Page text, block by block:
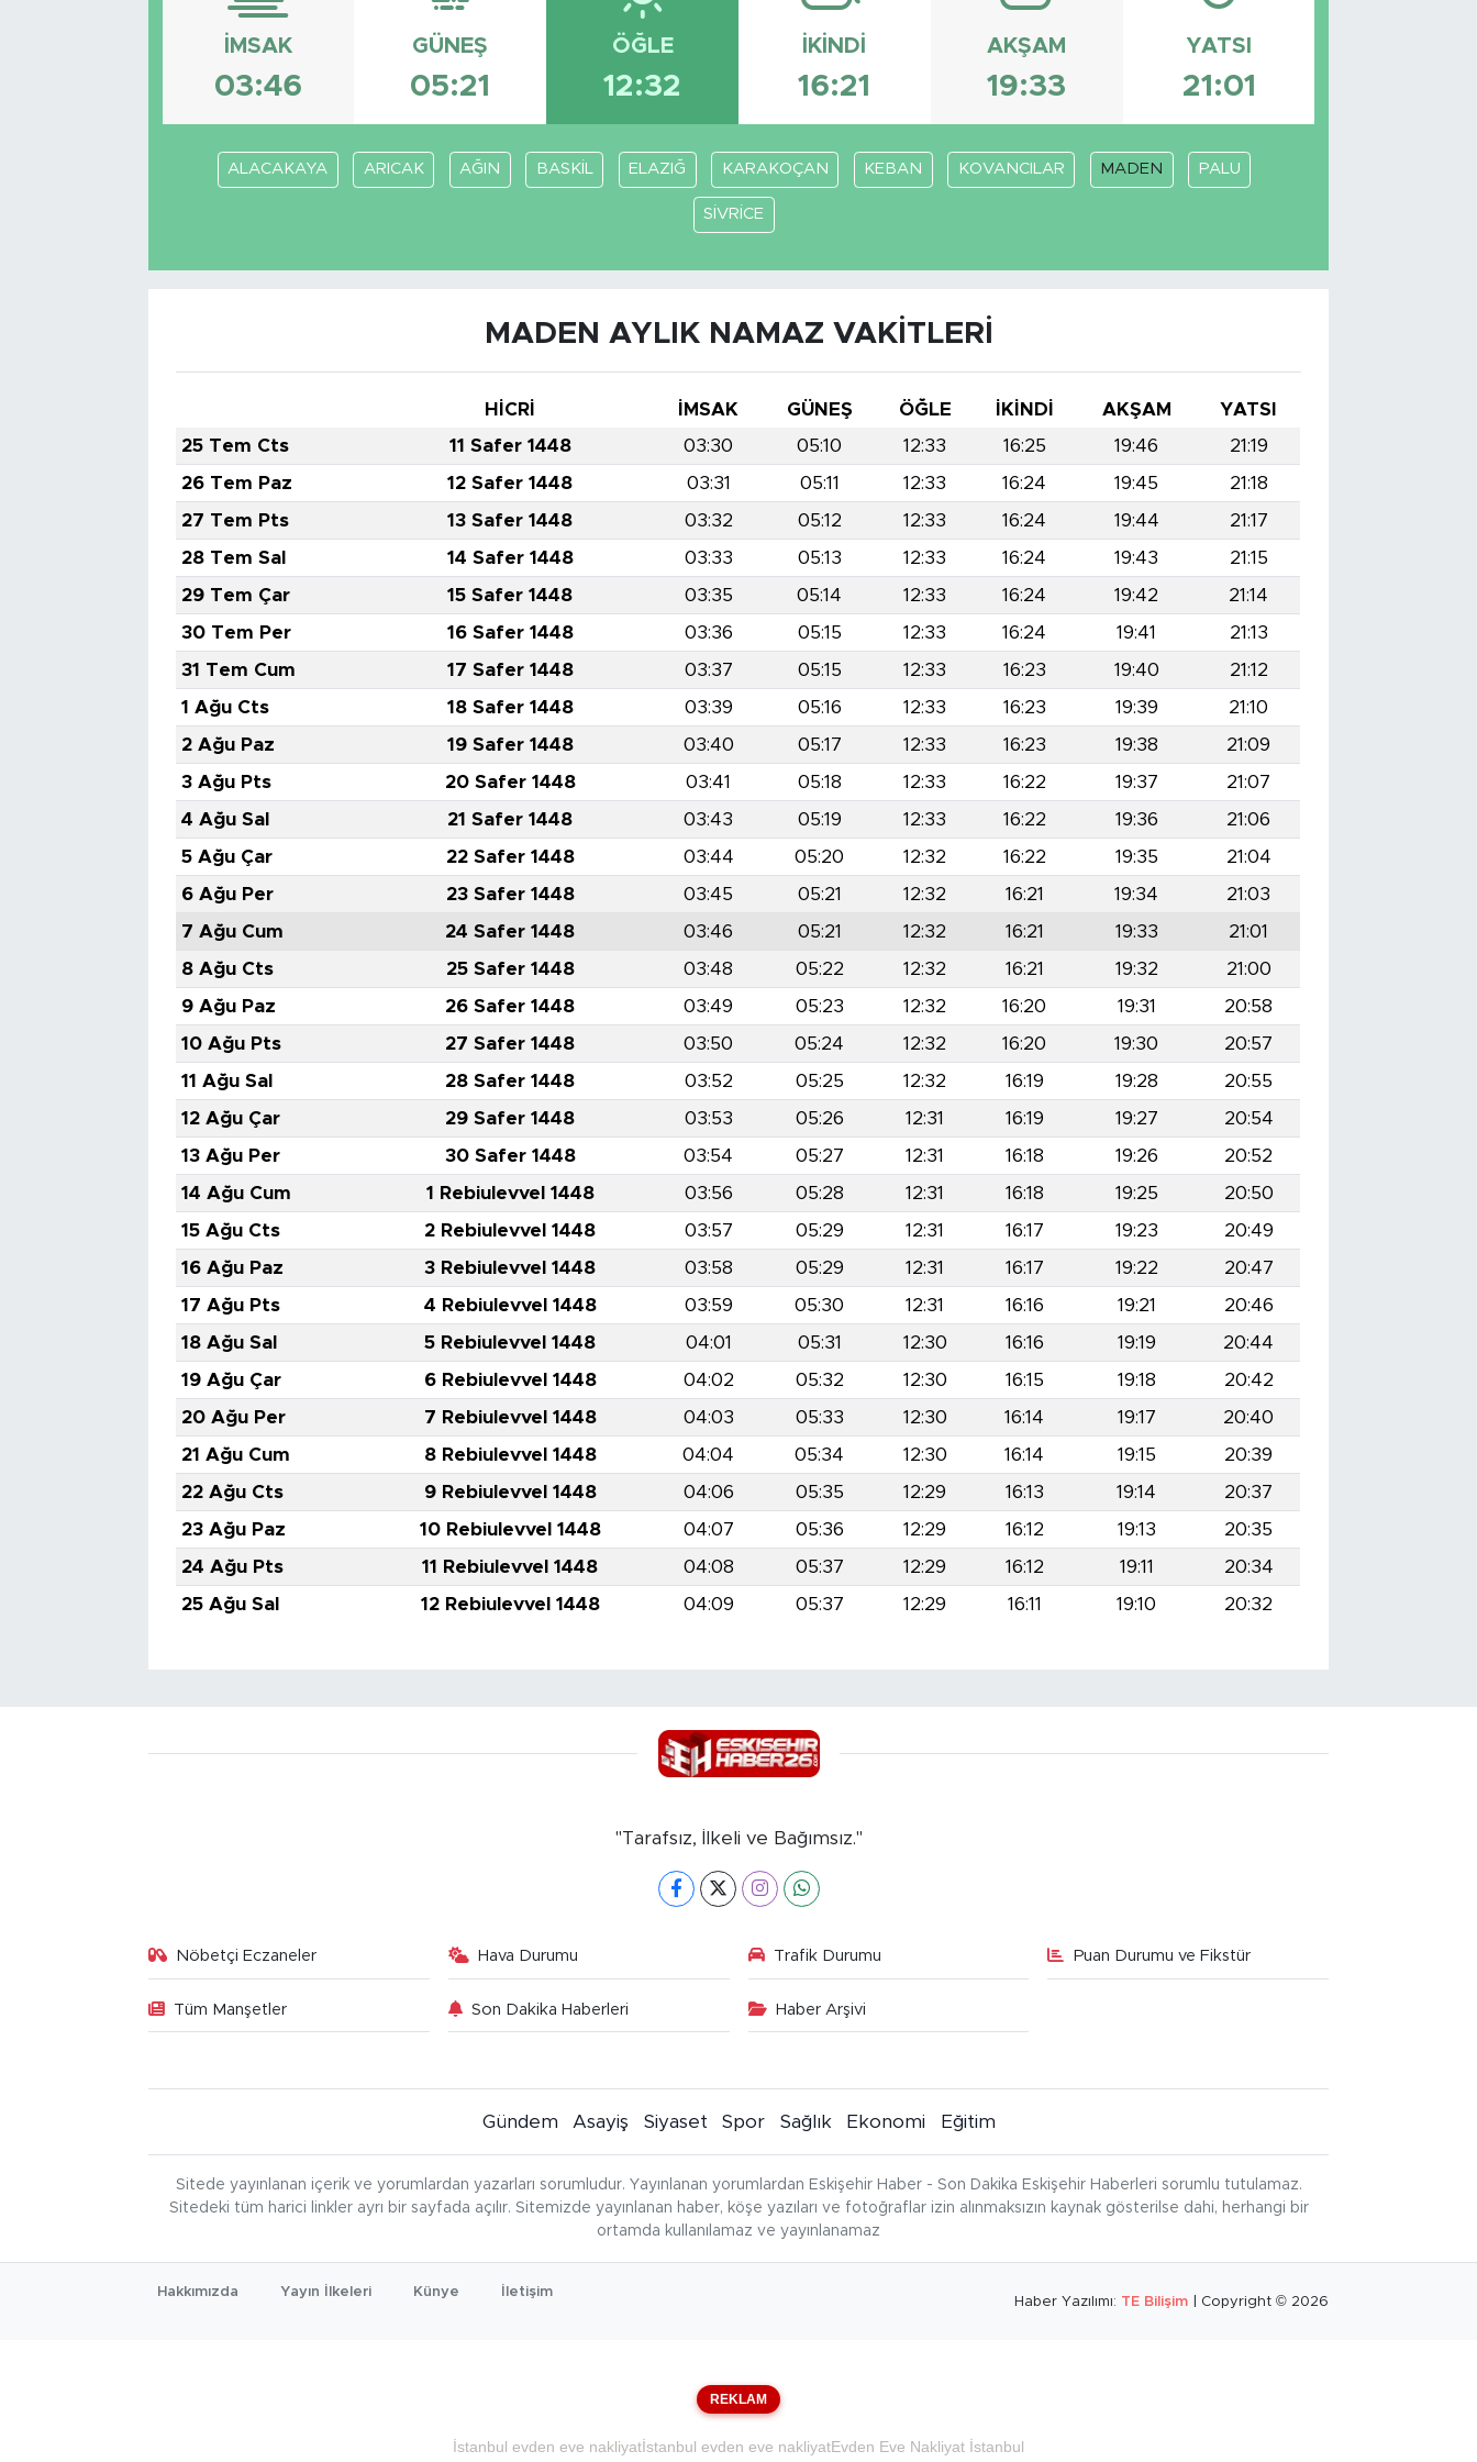
İMSAK
03:46
GÜNEŞ
05:21
ÖĞLE
12:32
İKINDI
16:21
AKŞAM
19:33
YATSI
21:01
ALACAKAYA ARICAK AĞIN BASKİL ELAZIĞ KARAKOÇAN KEBAN KOVANCILAR MADEN PALU
SİVRİCE
MADEN AYLIK NAMAZ VAKITLERI
HİCRİ İMSAK GÜNEŞ ÖĞLE İKINDI AKŞAM
YATSI
25 Tem Cts
11 Safer 1448 03:30 05:10 12:33 16:25 19:46
21:19
26 Tem Paz
12 Safer 1448 03:31 05:11 12:33 16:24 19:45
21:18
27 Tem Pts
13 Safer 1448 03:32 05:12 12:33 16:24 19:44
21:17
28 Tem Sal
14 Safer 1448 03:33 05:13 12:33 16:24 19:43
21:15
29 Tem Çar
15 Safer 1448 03:35 05:14 12:33 16:24 19:42
21:14
30 Tem Per
16 Safer 1448 03:36 05:15 12:33 16:24 19:41
21:13
31 Tem Cum
17 Safer 1448 03:37 05:15 12:33 16:23 19:40
21:12
1 Ağu Cts
18 Safer 1448 03:39 05:16 12:33 16:23 19:39
21:10
2 Ağu Paz
19 Safer 1448 03:40 05:17 12:33 16:23 19:38
21:09
3 Ağu Pts
20 Safer 1448 03:41 05:18 12:33 16:22 19:37
21:07
4 Ağu Sal
21 Safer 1448 03:43 05:19 12:33 16:22 19:36
21:06
5 Ağu Çar
22 Safer 1448 03:44 05:20 12:32 16:22 19:35
21:04
6 Ağu Per
23 Safer 1448 03:45 05:21 12:32 16:21 19:34
21:03
7 Ağu Cum
24 Safer 1448 03:46 05:21 12:32 16:21 19:33
21:01
8 Ağu Cts
25 Safer 1448 03:48 05:22 12:32 16:21 19:32
21:00
9 Ağu Paz
26 Safer 1448 03:49 05:23 12:32 16:20 19:31
20:58
10 Ağu Pts
27 Safer 1448 03:50 05:24 12:32 16:20 19:30
20:57
11 Ağu Sal
28 Safer 1448 03:52 05:25 12:32 16:19 19:28
20:55
12 Ağu Çar
29 Safer 1448 03:53 05:26 12:31 16:19 19:27
20:54
13 Ağu Per
30 Safer 1448 03:54 05:27 12:31 16:18 19:26
20:52
14 Ağu Cum
1 Rebiulevvel 1448 03:56 05:28 12:31 16:18 19:25
20:50
15 Ağu Cts
2 Rebiulevvel 1448 03:57 05:29 12:31 16:17 19:23
20:49
16 Ağu Paz
3 Rebiulevvel 1448 03:58 05:29 12:31 16:17 19:22
20:47
17 Ağu Pts
4 Rebiulevvel 1448 03:59 05:30 12:31 16:16 19:21
20:46
18 Ağu Sal
5 Rebiulevvel 1448 04:01 05:31 12:30 16:16 19:19
20:44
19 Ağu Çar
6 Rebiulevvel 1448 04:02 05:32 12:30 16:15 19:18
20:42
20 Ağu Per
7 Rebiulevvel 1448 04:03 05:33 12:30 16:14 19:17
20:40
21 Ağu Cum
8 Rebiulevvel 1448 04:04 05:34 12:30 16:14 19:15
20:39
22 Ağu Cts
9 Rebiulevvel 1448 04:06 05:35 12:29 16:13 19:14
20:37
23 Ağu Paz
10 Rebiulevvel 1448 04:07 05:36 12:29 16:12 19:13
20:35
24 Ağu Pts
11 Rebiulevvel 1448 04:08 05:37 12:29 16:12 19:11
20:34
25 Ağu Sal
12 Rebiulevvel 1448 04:09 05:37 12:29 16:11 19:10 20:32
"Tarafsız, İlkeli ve Bağımsız."
Nöbetçi Eczaneler Hava Durumu Trafik Durumu Puan Durumu ve Fikstür
Tüm Manşetler Son Dakika Haberleri Haber Arşivi
Gündem Asayiş Siyaset Spor Sağlık Ekonomi Eğitim
Sitede yayınlanan içerik ve yorumlardan yazarları sorumludur. Yayınlanan yorumlardan Eskişehir Haber - Son Dakika Eskişehir Haberleri sorumlu tutulamaz.
Sitedeki tüm harici linkler ayrı bir sayfada açılır. Sitemizde yayınlanan haber, köşe yazıları ve fotoğraflar izin alınmaksızın kaynak gösterilse dahi, herhangi bir
ortamda kullanılamaz ve yayınlanamaz
Hakkımızda Yayın İlkeleri Künye İletişim
Haber Yazılımı: TE Bilişim | Copyright © 2026
REKLAM
İstanbul evden eve nakliyatİstanbul evden eve nakliyatEvden Eve Nakliyat İstanbul